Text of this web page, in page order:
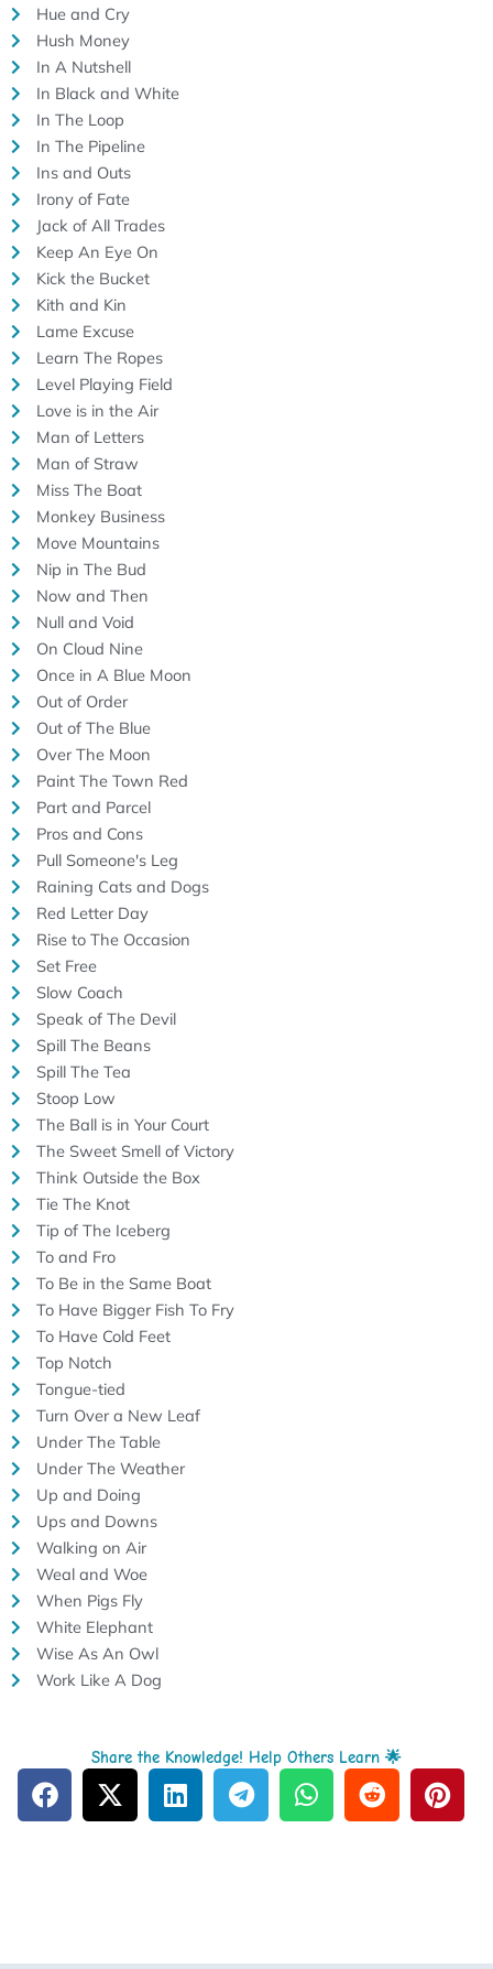
Hue and Cry
Hush Money
In A Nutshell
In Black and White
In The Loop
In The Pipeline
Ins and Outs
Irony of Fate
Jack of All Trades
Keep An Eye On
Kick the Bucket
Kith and Kin
Lame Excuse
Learn The Ropes
Level Playing Field
Love is in the Air
Man of Letters
Man of Straw
Miss The Boat
Monkey Business
Move Mountains
Nip in The Bud
Now and Then
Null and Void
On Cloud Nine
Once in A Blue Moon
Out of Order
Out of The Blue
Over The Moon
Paint The Town Red
Part and Parcel
Pros and Cons
Pull Someone's Leg
Raining Cats and Dogs
Red Letter Day
Rise to The Occasion
Set Free
Slow Coach
Speak of The Devil
Spill The Beans
Spill The Tea
Stoop Low
The Ball is in Your Court
The Sweet Smell of Victory
Think Outside the Box
Tie The Knot
Tip of The Iceberg
To and Fro
To Be in the Same Boat
To Have Bigger Fish To Fry
To Have Cold Feet
Top Notch
Tongue-tied
Turn Over a New Leaf
Under The Table
Under The Weather
Up and Doing
Ups and Downs
Walking on Air
Weal and Woe
When Pigs Fly
White Elephant
Wise As An Owl
Work Like A Dog
Share the Knowledge! Help Others Learn 🌟